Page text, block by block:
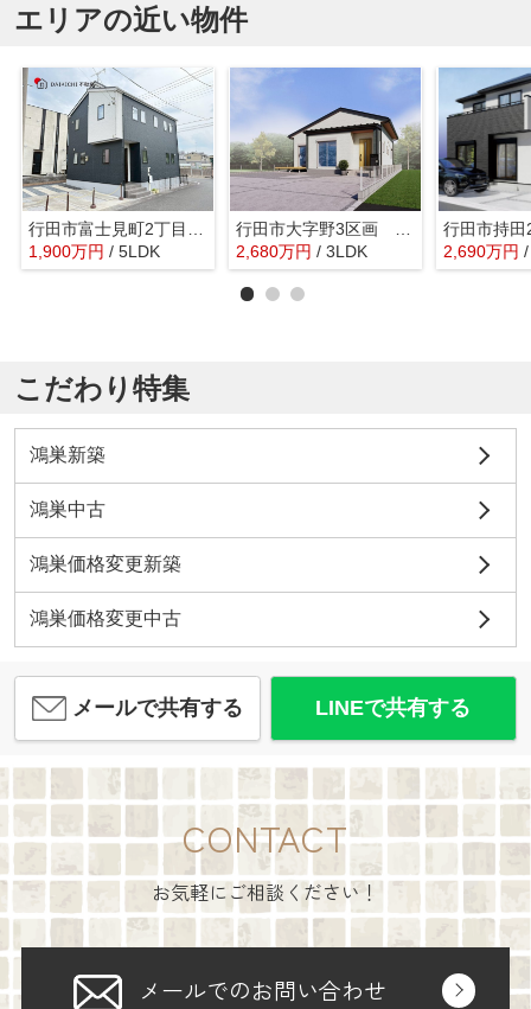
エリアの近い物件
1,900万円 / 5LDK
2,680万円 / 3LDK 2,690万円
こだわり特集
鴻巣新築
鴻巣中古
鴻巣価格変更新築
鴻巣価格変更中古
メールで共有する LINEで共有する
CONTACT
お気軽にご相談ください！
メールでのお問い合わせ